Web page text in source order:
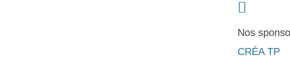
Nos
CRÉA TP